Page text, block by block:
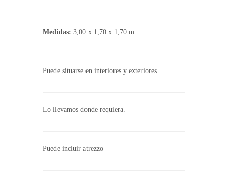
Medidas: 3,00 x 1,70 x 1,70 m.
Puede situarse en interiores y exteriores.
Lo llevamos donde requiera.
Puede incluir atrezzo